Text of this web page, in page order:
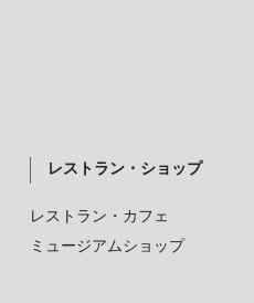
レストラン・ショップ
レストラン・カフェ
ミュージアムショップ